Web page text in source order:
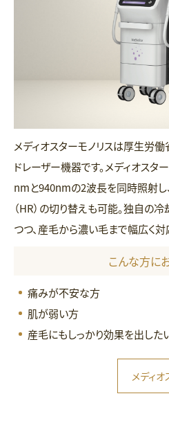
メディオスターモノリスは厚生労
ドレーザー機器です。メディオスタ
nmと940nmの2波長を同時照射し
（HR）の切り替えも可能。独自の
つつ、産毛から濃い毛まで幅広く対
こんな方に
痛みが不安な方
肌が弱い方
産毛にもしっかり効果を出した
メディ